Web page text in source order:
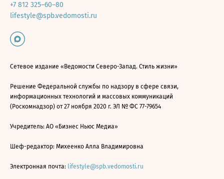
+7 812 325–60–80
lifestyle@spb.vedomosti.ru
Сетевое издание «Ведомости Северо-Запад. Стиль жизни»
Решение Федеральной службы по надзору в сфере связи,
информационных технологий и массовых коммуникаций
(Роскомнадзор) от 27 ноября 2020 г. ЭЛ № ФС 77-79654
Учредитель: АО «Бизнес Ньюс Медиа»
Шеф-редактор: Михеенко Алла Владимировна
Электронная почта: lifestyle@spb.vedomosti.ru